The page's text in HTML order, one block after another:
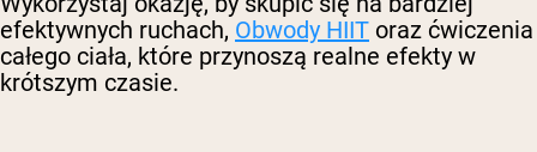
efektywnych ruchach, Obwody HIIT oraz ćwiczenia
całego ciała, które przynoszą realne efekty w
krótszym czasie.